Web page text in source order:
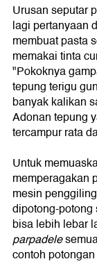
Urusan seputar
lagi pertanyaan
membuat pasta
memakai tinta
"Pokoknya
tepung terigu
banyak kalikan
Adonan tepung
tercampur rata
Untuk
memperagakan
mesin
dipotong-
bisa lebih lebar
parpadele
contoh